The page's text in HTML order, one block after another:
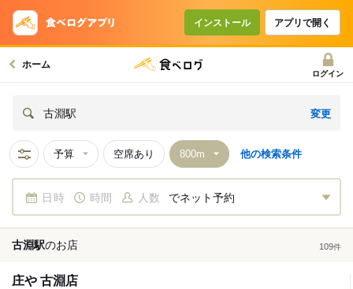
インストール アプリで開く
ホーム
ログイン
古淵駅 変更
予算 空席あり 他の検索条件
日時 時間 人数 でネット予約
古淵駅のお店 109件
庄や 古淵店